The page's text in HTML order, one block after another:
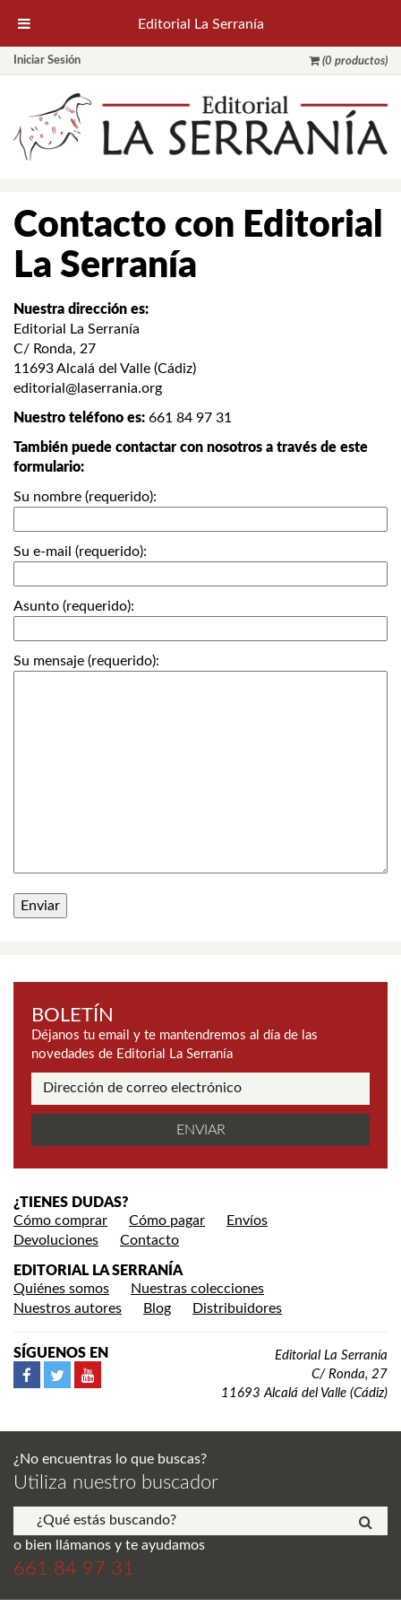
Iniciar Sesión (0 productos)
Contacto con Editorial
La Serranía
Nuestra dirección es:
Editorial La Serranía
C/ Ronda, 27
11693 Alcalá del Valle (Cádiz)
editorial@laserrania.org
Nuestro teléfono es: 661 84 97 31
También puede contactar con nosotros a través de este
formulario:
Su nombre (requerido):
Su e-mail (requerido):
Asunto (requerido):
Su mensaje (requerido):
BOLETÍN
Déjanos tu email y te mantendremos al día de las
novedades de Editorial La Serranía
¿TIENES DUDAS?
Cómo comprar
Cómo pagar
Envíos
Devoluciones
Contacto
EDITORIAL LA SERRANÍA
Quiénes somos
Nuestras colecciones
Nuestros autores
Blog Distribuidores
SÍGUENOS EN
Editorial La Serranía
C/ Ronda, 27
11693 Alcalá del Valle (Cádiz)
¿No encuentras lo que buscas?
Utiliza nuestro buscador
o bien llámanos y te ayudamos
661 84 97 31
Editorial La Serranía